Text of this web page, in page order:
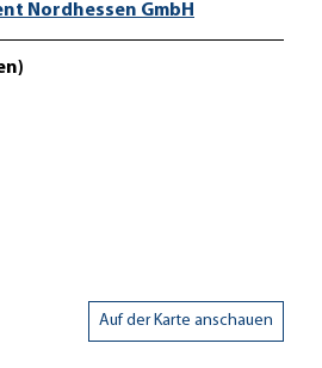
Nordhessen GmbH
Auf der Karte anschauen